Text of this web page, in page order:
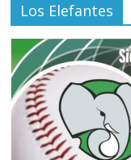
Los Elefantes